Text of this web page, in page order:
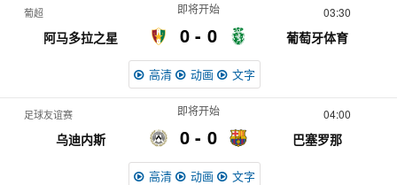
葡超 03:30
阿马多拉之星 0
即将开始
葡萄牙体育
0
高清 动画 文字
足球友谊赛 04:00
乌迪内斯 0
即将开始
巴塞罗那
0
高清 动画 文字